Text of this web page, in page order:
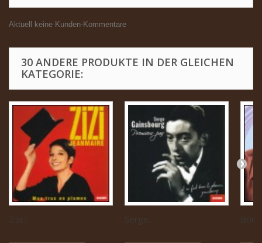
Aktuell keine Kunden-Kommentare
30 ANDERE PRODUKTE IN DER GLEICHEN
KATEGORIE:
Zizi... Serge...